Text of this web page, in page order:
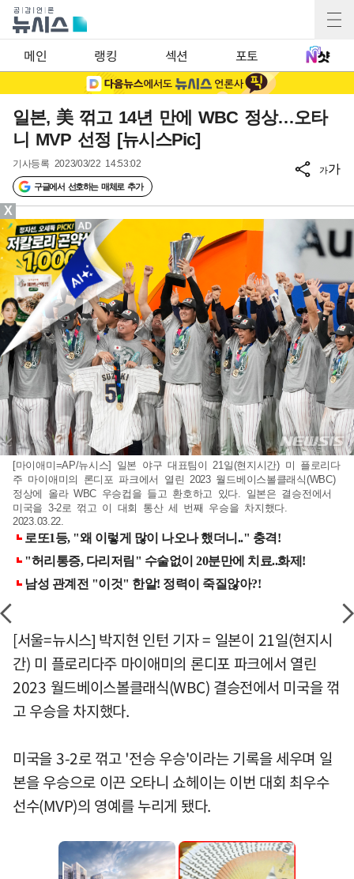
메인 랭킹 섹션 포토
일본, 美 꺾고 14년 만에 WBC 정상…오타
니 MVP 선정 [뉴시스Pic]
기사등록 2023/03/22 14:53:02
구글에서 선호하는 매체로 추가
가가
[마이애미=AP/뉴시스] 일본 야구 대표팀이 21일(현지시간) 미 플로리다
주 마이애미의 론디포 파크에서 열린 2023 월드베이스볼클래식(WBC)
정상에 올라 WBC 우승컵을 들고 환호하고 있다. 일본은 결승전에서
미국을 3-2로 꺾고 이 대회 통산 세 번째 우승을 차지했다.
2023.03.22.
[서울=뉴시스] 박지현 인턴 기자 = 일본이 21일(현지시
간) 미 플로리다주 마이애미의 론디포 파크에서 열린
2023 월드베이스볼클래식(WBC) 결승전에서 미국을 꺾
고 우승을 차지했다.
미국을 3-2로 꺾고 '전승 우승'이라는 기록을 세우며 일
본을 우승으로 이끈 오타니 쇼헤이는 이번 대회 최우수
선수(MVP)의 영예를 누리게 됐다.
X